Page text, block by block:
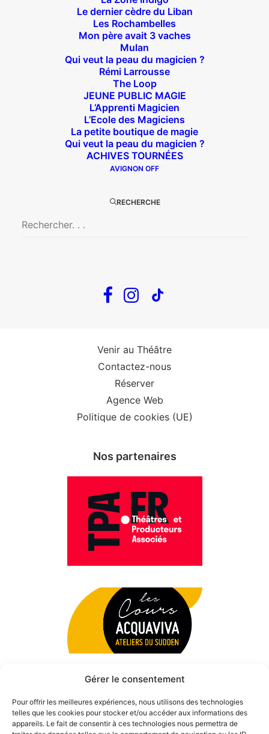
Gérer le consentement
Pour offrir les meilleures expériences, nous utilisons des technologies
telles que les cookies pour stocker et/ou accéder aux informations des
appareils. Le fait de consentir à ces technologies nous permettra de
Le dernier cèdre du Liban
Les Rochambelles
Mon père avait 3 vaches
Mulan
Qui veut la peau du magicien ?
Rémi Larrousse
The Loop
JEUNE PUBLIC MAGIE
L’Apprenti Magicien
L’Ecole des Magiciens
La petite boutique de magie
Qui veut la peau du magicien ?
ACHIVES TOURNÉES
AVIGNON OFF
RECHERCHE
À l’affiche
Big Mother
La Zone Indigo
Le goût de la framboise
Fin, fin et fin
The Loop
Venir au Théâtre
Contactez-nous
Réserver
Agence Web
Politique de cookies (UE)
Nos partenaires